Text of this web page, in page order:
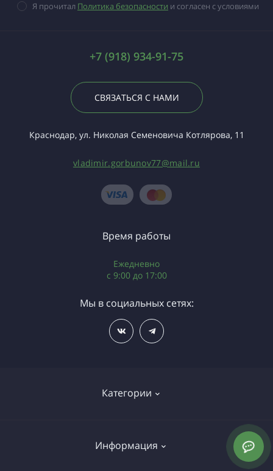
Я прочитал Политика безопасности и согласен с условиями
+7 (918) 934-91-75
СВЯЗАТЬСЯ С НАМИ
Краснодар, ул. Николая Семеновича Котлярова, 11
vladimir.gorbunov77@mail.ru
Категории
Газовое оборудование
Информация
Время работы
Ежедневно
c 9:00 до 17:00
Мы в социальных сетях: